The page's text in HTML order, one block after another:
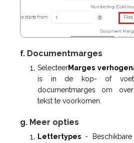
f. Documentmarges
SelecteerMarges verhogen
is in de kop- of
documentmarges om
tekst te voorkomen.
g. Meer opties
Lettertypes -